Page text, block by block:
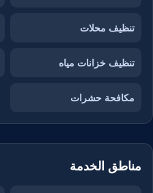
تنظيف محلات
تنظيف خزانات مياه
مكافحة حشرات
مناطق الخدمة